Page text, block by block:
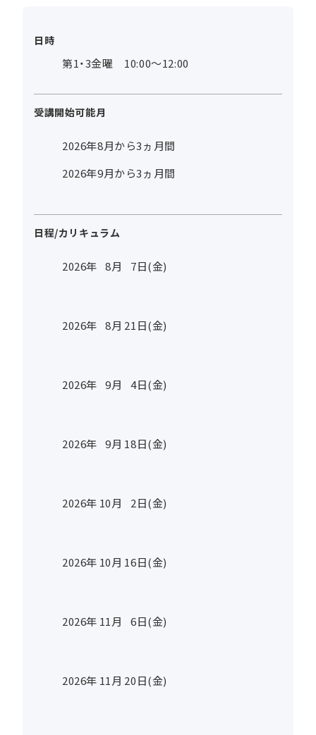
日時
第1・3金曜 10:00～12:00
受講開始可能月
2026年8月から3ヵ月間
2026年9月から3ヵ月間
日程/カリキュラム
2026年 8月 7日(金)
2026年 8月 21日(金)
2026年 9月 4日(金)
2026年 9月 18日(金)
2026年 10月 2日(金)
2026年 10月 16日(金)
2026年 11月 6日(金)
2026年 11月 20日(金)